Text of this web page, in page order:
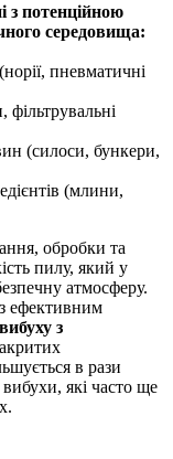
з потенційною
середовища:
пневматичні
фільтрувальні
(силоси, бункери,
(млини,
обробки та
пилу, який у
атмосферу.
ефективним
вибуху з
в рази
які часто ще